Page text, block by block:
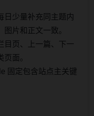
日少量补充同主题内
片和正文一致。
目页、上一篇、下一
面。
固定包含站点主关键